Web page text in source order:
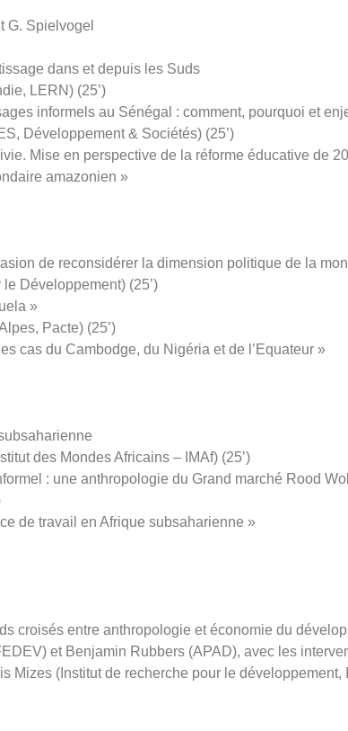
G. Spielvogel
dans et depuis les Suds
LERN) (25’)
informels au Sénégal : comment, pourquoi et
Développement & Sociétés) (25’)
Mise en perspective de la réforme éducative de
amazonien »
de reconsidérer la dimension politique de la
Développement) (25’)
»
Pacte) (25’)
cas du Cambodge, du Nigéria et de l’Equateur »
des Mondes Africains – IMAf) (25’)
: une anthropologie du Grand marché Rood
de travail en Afrique subsaharienne »
croisés entre anthropologie et économie du
et Benjamin Rubbers (APAD), avec les
Mizes (Institut de recherche pour le